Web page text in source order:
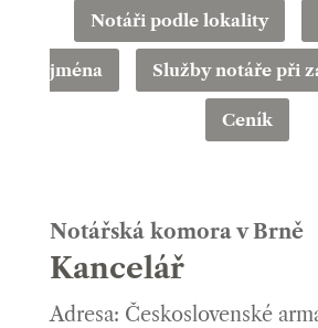
Notáři podle lokality
jména Služby notáře při
Ceník
Notářská komora v Brně
Kancelář
Adresa: Československé